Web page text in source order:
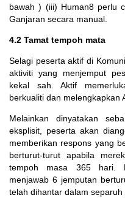
bawah ) (iii) Human8 perlu
Ganjaran secara manual.
4.2 Tamat tempoh mata
Selagi peserta aktif di
aktiviti yang menjemput
kekal sah. Aktif
berkualiti dan melengkapkan
Melainkan dinyatakan
eksplisit, peserta akan
memberikan respons yang
berturut-turut apabila
tempoh masa 365 hari.
menjawab 6 jemputan
telah dihantar dalam